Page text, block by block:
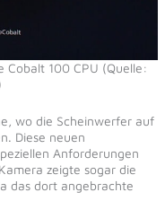
Cobalt 100 CPU (Quelle:
wo die Scheinwerfer auf
Diese neuen
Anforderungen
zeigte sogar die
das dort angebrachte